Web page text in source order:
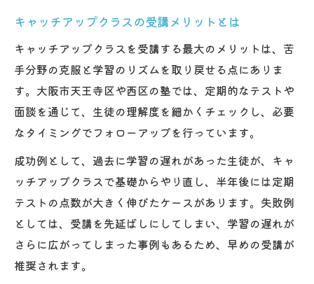
キャッチアップクラスの受講メリットとは
キャッチアップクラスを受講する最大のメリットは、苦
手分野の克服と学習のリズムを取り戻せる点にありま
す。大阪市天王寺区や西区の塾では、定期的なテストや
面談を通じて、生徒の理解度を細かくチェックし、必要
なタイミングでフォローアップを行っています。
成功例として、過去に学習の遅れがあった生徒が、キャ
ッチアップクラスで基礎からやり直し、半年後には定期
テストの点数が大きく伸びたケースがあります。失敗例
としては、受講を先延ばしにしてしまい、学習の遅れが
さらに広がってしまった事例もあるため、早めの受講が
推奨されます。